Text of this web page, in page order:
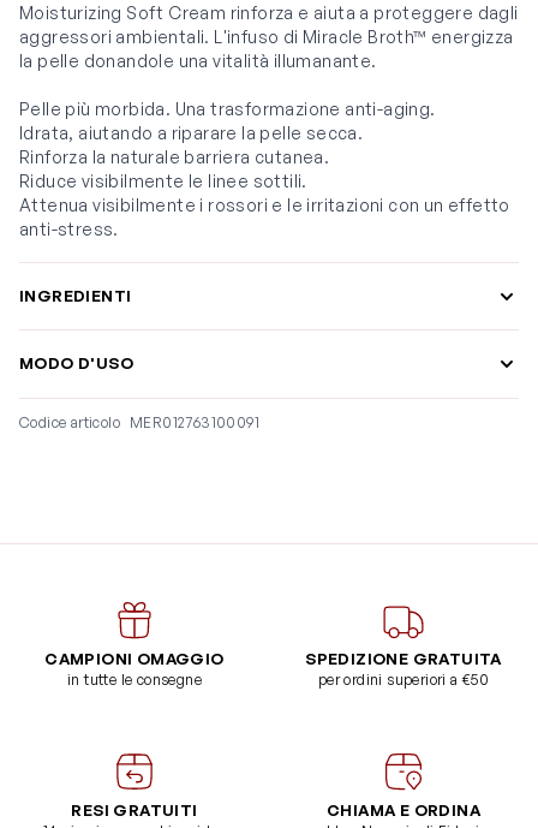
Moisturizing Soft Cream rinforza e aiuta a proteggere dagli
aggressori ambientali. L'infuso di Miracle Broth™ energizza
la pelle donandole una vitalità illumanante.
Pelle più morbida. Una trasformazione anti-aging.
Idrata, aiutando a riparare la pelle secca.
Rinforza la naturale barriera cutanea.
Riduce visibilmente le linee sottili.
Attenua visibilmente i rossori e le irritazioni con un effetto
anti-stress.
INGREDIENTI
MODO D'USO
Codice articolo MER012763100091
CAMPIONI OMAGGIO
in tutte le consegne
SPEDIZIONE GRATUITA
per ordini superiori a €50
RESI GRATUITI CHIAMA E ORDINA